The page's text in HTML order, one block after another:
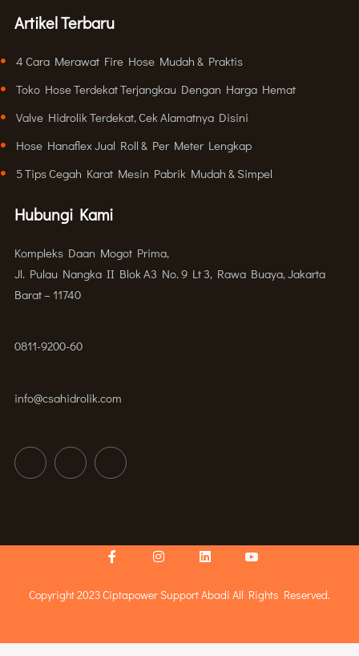
Artikel Terbaru
4 Cara Merawat Fire Hose Mudah & Praktis
Toko Hose Terdekat Terjangkau Dengan Harga Hemat
Valve Hidrolik Terdekat, Cek Alamatnya Disini
Hose Hanaflex Jual Roll & Per Meter Lengkap
5 Tips Cegah Karat Mesin Pabrik Mudah & Simpel
Hubungi Kami
Kompleks Daan Mogot Prima,
Jl. Pulau Nangka II Blok A3 No. 9 Lt 3, Rawa Buaya, Jakarta
Barat – 11740
0811-9200-60
info@csahidrolik.com
Facebook-
f
InstagramLinkedinIcon-
youtube-
Copyright 2023 Ciptapower Support Abadi All Rights Reserved.